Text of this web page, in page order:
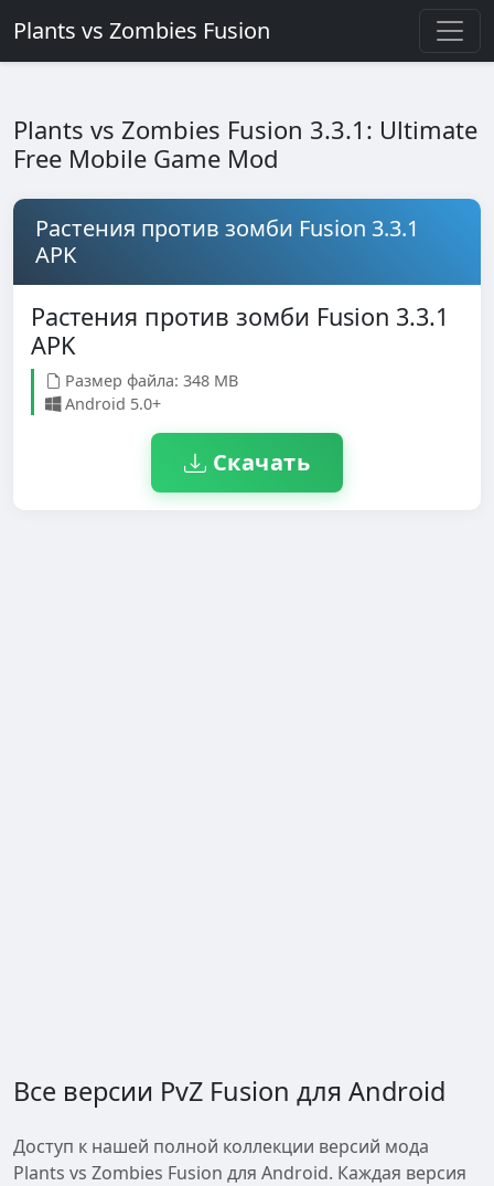
Plants vs Zombies Fusion
Plants vs Zombies Fusion 3.3.1: Ultimate
Free Mobile Game Mod
Растения против зомби Fusion 3.3.1
APK
Растения против зомби Fusion 3.3.1
APK
Размер файла: 348 MB
Android 5.0+
Скачать
Все версии PvZ Fusion для Android
Доступ к нашей полной коллекции версий мода
Plants vs Zombies Fusion для Android. Каждая версия